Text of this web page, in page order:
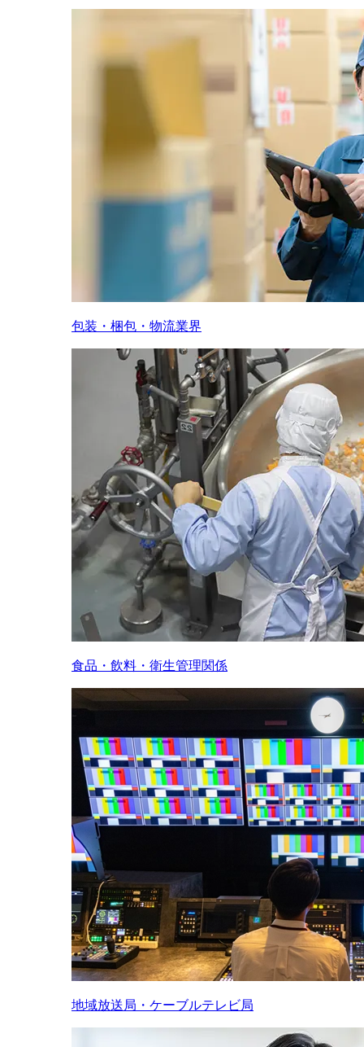
包装・梱包・物流業界
食品・飲料・衛生管理関係
地域放送局・ケーブルテレビ局